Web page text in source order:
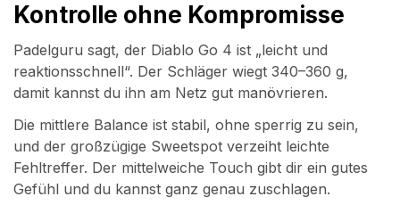
Kontrolle ohne Kompromisse
Padelguru sagt, der Diablo Go 4 ist „leicht und
reaktionsschnell“. Der Schläger wiegt 340–360 g,
damit kannst du ihn am Netz gut manövrieren.
Die mittlere Balance ist stabil, ohne sperrig zu sein,
und der großzügige Sweetspot verzeiht leichte
Fehltreffer. Der mittelweiche Touch gibt dir ein gutes
Gefühl und du kannst ganz genau zuschlagen.